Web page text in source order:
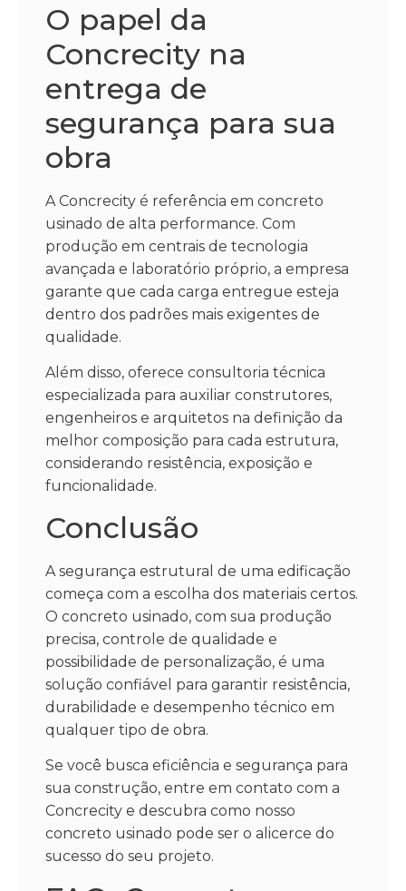
O papel da
Concrecity na
entrega de
segurança para sua
obra
A Concrecity é referência em concreto
usinado de alta performance. Com
produção em centrais de tecnologia
avançada e laboratório próprio, a empresa
garante que cada carga entregue esteja
dentro dos padrões mais exigentes de
qualidade.
Além disso, oferece consultoria técnica
especializada para auxiliar construtores,
engenheiros e arquitetos na definição da
melhor composição para cada estrutura,
considerando resistência, exposição e
funcionalidade.
Conclusão
A segurança estrutural de uma edificação
começa com a escolha dos materiais certos.
O concreto usinado, com sua produção
precisa, controle de qualidade e
possibilidade de personalização, é uma
solução confiável para garantir resistência,
durabilidade e desempenho técnico em
qualquer tipo de obra.
Se você busca eficiência e segurança para
sua construção, entre em contato com a
Concrecity e descubra como nosso
concreto usinado pode ser o alicerce do
sucesso do seu projeto.